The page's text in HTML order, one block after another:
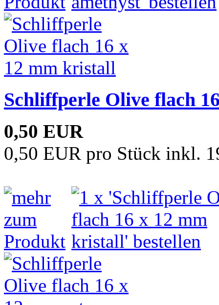
Schliffperle Olive flach
0,50 EUR
0,50 EUR pro Stück inkl.